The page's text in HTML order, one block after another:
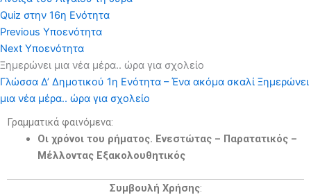
Quiz στην 16η Ενότητα
Previous Υποενότητα
Next Υποενότητα
Ξημερώνει μια νέα μέρα.. ώρα για σχολείο
Γλώσσα Δ’ Δημοτικού 1η Ενότητα – Ένα ακόμα σκαλί Ξημερώνει
μια νέα μέρα.. ώρα για σχολείο
Γραμματικά φαινόμενα:
Οι χρόνοι του ρήματος. Ενεστώτας – Παρατατικός –
Μέλλοντας Εξακολουθητικός
Συμβουλή Χρήσης: